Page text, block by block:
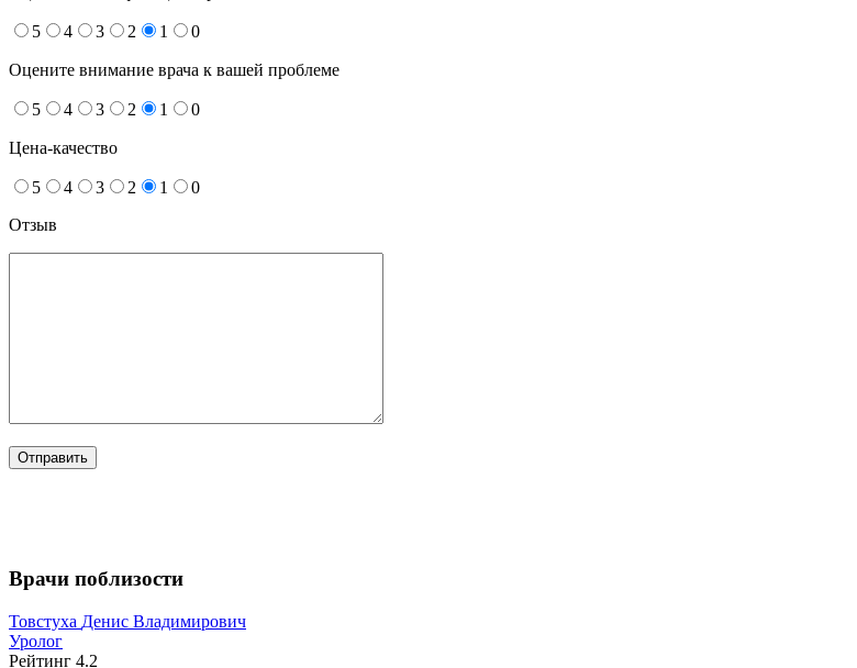
5 4 3 2 1 0
Оцените внимание врача к вашей проблеме
5 4 3 2 1 0
Цена-качество
5 4 3 2 1
0
Отзыв
Врачи поблизости
Товстуха Денис Владимирович
Уролог
Рейтинг 4.2